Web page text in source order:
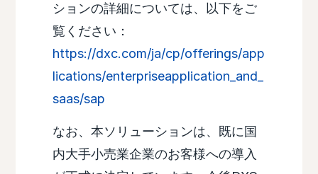
ションの詳細については、以下をご
覧ください：
https://dxc.com/ja/cp/offerings/app
lications/enterpriseapplication_and_
saas/sap
なお、本ソリューションは、既に国
内大手小売業企業のお客様への導入